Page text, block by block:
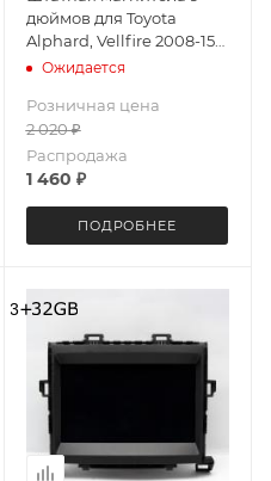
дюймов для Toyota
Alphard, Vellfire 2008-15
MEKEDE M6 Pro 4026-
Ожидается
Розничная цена
2 020₽
Распродажа
1 460 ₽
ПОДРОБНЕЕ